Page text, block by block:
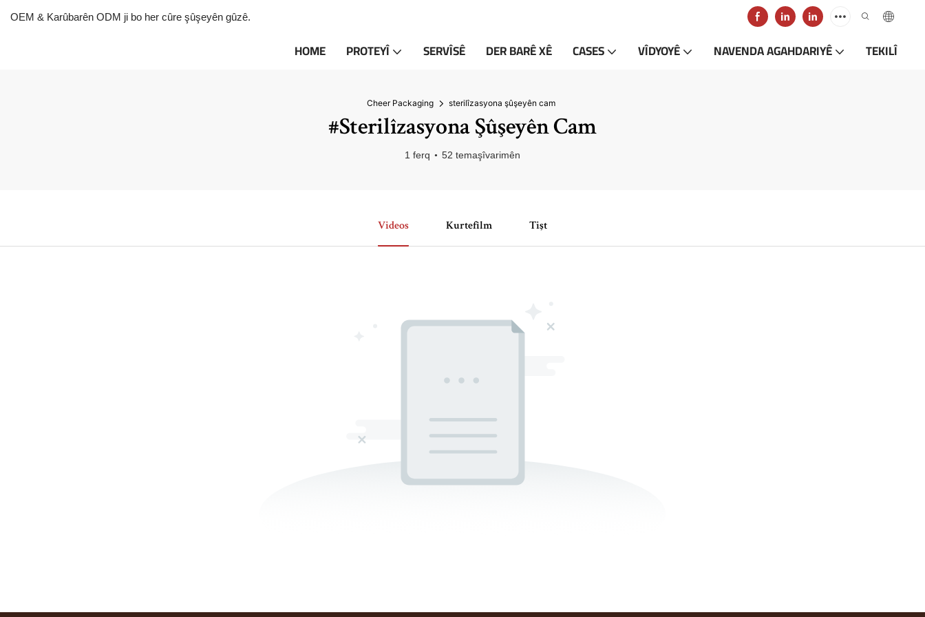
OEM & Karûbarên ODM ji bo her cûre şûşeyên gûzê.
HOME PROTEYÎ SERVÎSÊ DER BARÊ XÊ CASES VÎDYOYÊ NAVENDA AGAHDARIYÊ TEKILÎ
Cheer Packaging sterilîzasyona şûşeyên cam
#sterilîzasyona Şûşeyên Cam
1 ferq 52 temaşîvarimên
Videos Kurtefîlm Tişt